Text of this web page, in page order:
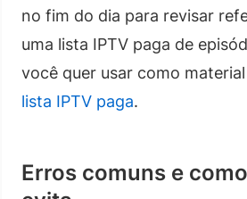
no fim do dia para revisar
uma lista IPTV paga de
você quer usar como
lista IPTV paga.
Erros comuns e